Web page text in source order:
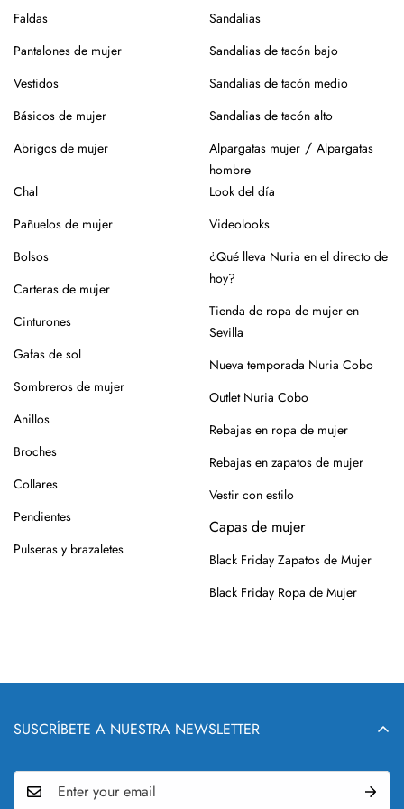
roce, usa un cepillo suave en seco.
Siempre es mejor guardarlos en su caja o funda de tela,
para que se conserven como el primer día.
Si tienes alguna duda, puedes consultarnos.
Faldas
Pantalones de mujer
Vestidos
Básicos de mujer
Abrigos de mujer
Sandalias
Sandalias de tacón bajo
Sandalias de tacón medio
Sandalias de tacón alto
Alpargatas mujer / Alpargatas
hombre
Chal
Pañuelos de mujer
Bolsos
Carteras de mujer
Cinturones
Gafas de sol
Sombreros de mujer
Anillos
Broches
Collares
Pendientes
Pulseras y brazaletes
Look del día
Videolooks
¿Qué lleva Nuria en el directo de
hoy?
Tienda de ropa de mujer en
Sevilla
Nueva temporada Nuria Cobo
Outlet Nuria Cobo
Rebajas en ropa de mujer
Rebajas en zapatos de mujer
Vestir con estilo
Capas de mujer
Black Friday Zapatos de Mujer
Black Friday Ropa de Mujer
SUSCRÍBETE A NUESTRA NEWSLETTER